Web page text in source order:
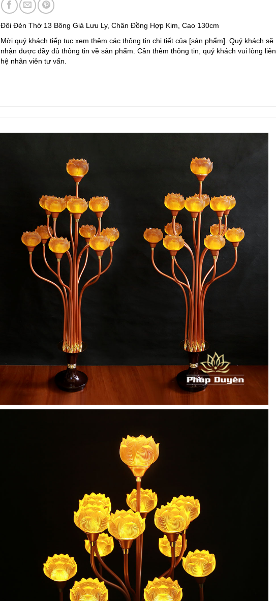
Đôi Đèn Thờ 13 Bông Giả Lưu Ly, Chân Đồng Hợp Kim, Cao 130cm
Mời quý khách tiếp tục xem thêm các thông tin chi tiết của [sản phẩm]. Quý khách sẽ
nhận được đầy đủ thông tin về sản phẩm. Cần thêm thông tin, quý khách vui lòng liên
hệ nhân viên tư vấn.